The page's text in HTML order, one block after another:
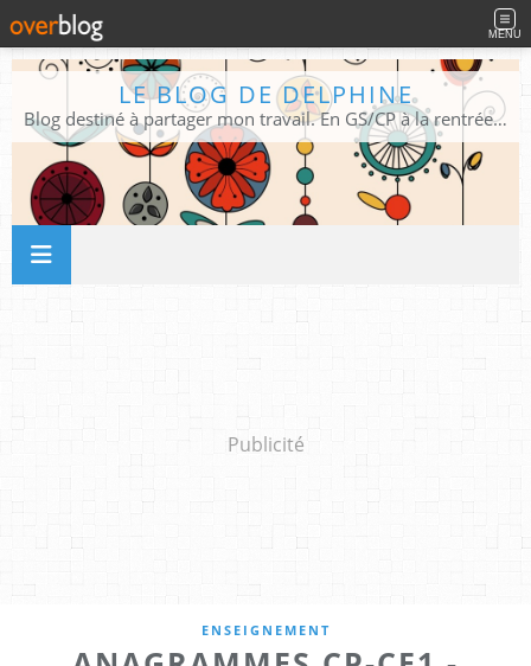
MENU
LE BLOG DE DELPHINE
Blog destiné à partager mon travail. En GS/CP à la rentrée 2026/2027 !
Publicité
ENSEIGNEMENT